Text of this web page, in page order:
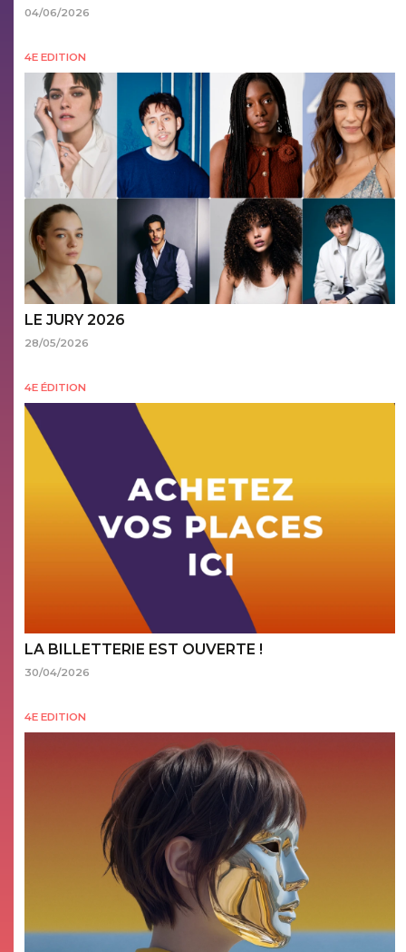
04/06/2026
4E EDITION
LE JURY 2026
28/05/2026
4E ÉDITION
LA BILLETTERIE EST OUVERTE !
30/04/2026
4E EDITION